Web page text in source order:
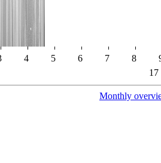
4 5 6 7 8
17
Monthly